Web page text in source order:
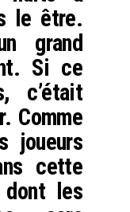
le être.
grand
Si ce
c’était
Comme
joueurs
cette
les